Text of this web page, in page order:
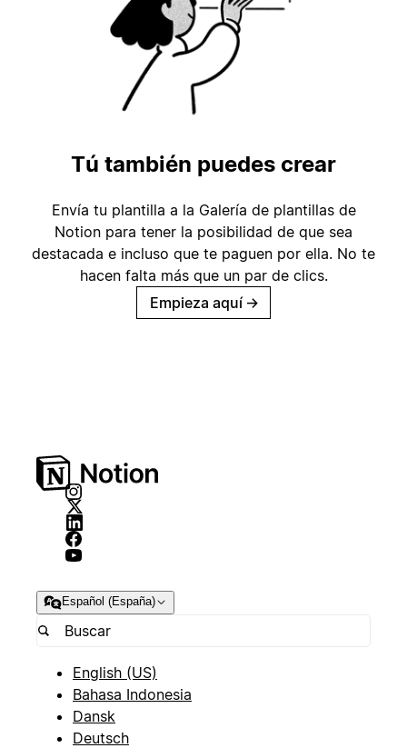
Tú también puedes crear
Envía tu plantilla a la Galería de plantillas de
Notion para tener la posibilidad de que sea
destacada e incluso que te paguen por ella. No te
hacen falta más que un par de clics.
Empieza aquí →
Español (España)
English (US)
Bahasa Indonesia
Dansk
Deutsch